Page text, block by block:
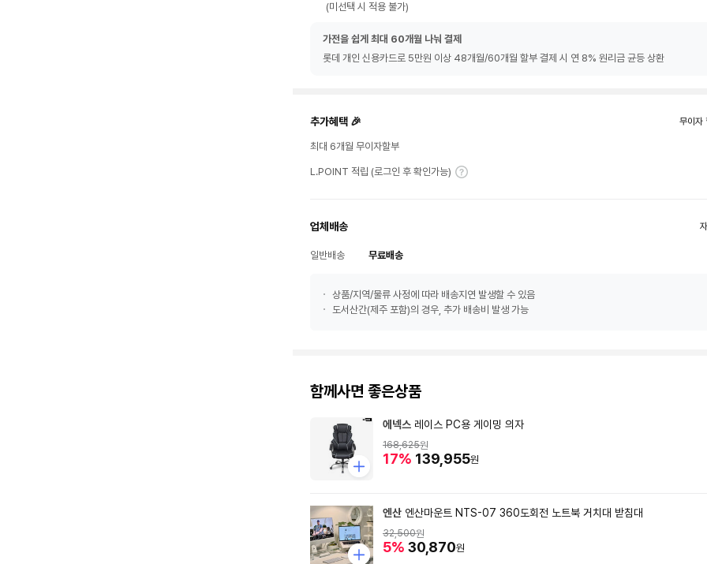
(미선택 시 적용 불가)
가전을 쉽게 최대 60개월 나눠 결제
롯데 개인 신용카드로 5만원 이상 48개월/60개월 할부 결제 시 연 8% 원리금 균등 상환
추가혜택 🎉 무이자
최대 6개월 무이자할부
L.POINT 적립 (로그인 후 확인가능)
업체배송
일반배송 무료배송
상품/지역/물류 사정에 따라 배송지연 발생할 수 있음
도서산간(제주 포함)의 경우, 추가 배송비 발생 가능
함께사면 좋은상품
에넥스 레이스 PC용 게이밍 의자
168,625원
17% 139,955원
엔산 엔산마운트 NTS-07 360도회전 노트북 거치대 받침대
32,500원
5% 30,870원